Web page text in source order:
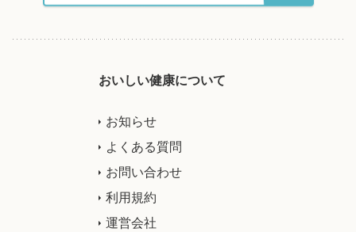
おいしい健康について
お知らせ
よくある質問
お問い合わせ
利用規約
運営会社